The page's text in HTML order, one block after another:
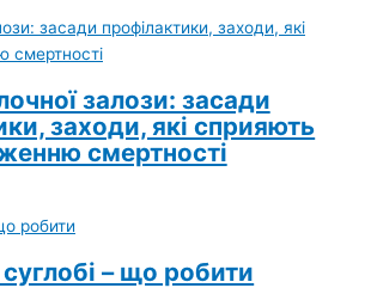
залози: засади
заходи, які сприяють
смертності
суглобі – що робити